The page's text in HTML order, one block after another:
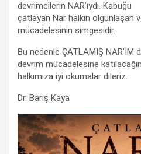
devrimcilerin NAR’ıydı. Kabuğu
çatlayan Nar halkın olgunlaşan
mücadelesinin simgesidir.
Bu nedenle ÇATLAMIŞ NAR’IM
devrim mücadelesine
halkımıza iyi okumalar dileriz.
Dr. Barış Kaya